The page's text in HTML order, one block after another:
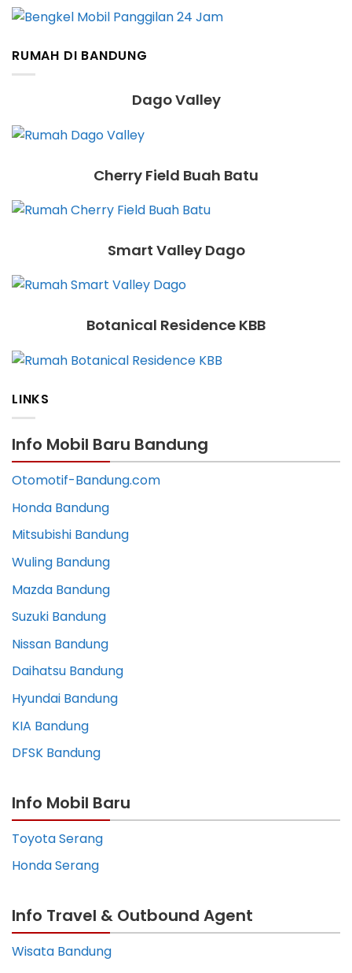
RUMAH DI BANDUNG
Dago Valley
Cherry Field Buah Batu
Smart Valley Dago
Botanical Residence KBB
LINKS
Info Mobil Baru Bandung
Otomotif-Bandung.com
Honda Bandung
Mitsubishi Bandung
Wuling Bandung
Mazda Bandung
Suzuki Bandung
Nissan Bandung
Daihatsu Bandung
Hyundai Bandung
KIA Bandung
DFSK Bandung
Info Mobil Baru
Toyota Serang
Honda Serang
Info Travel & Outbound Agent
Wisata Bandung